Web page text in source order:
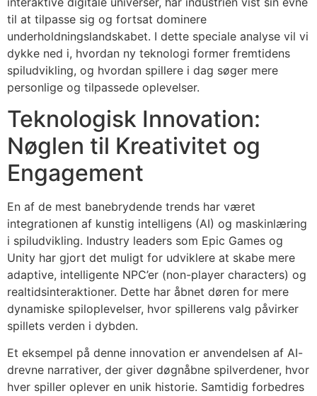
til at tilpasse sig og fortsat dominere
underholdningslandskabet. I dette speciale analyse vil vi
dykke ned i, hvordan ny teknologi former fremtidens
spiludvikling, og hvordan spillere i dag søger mere
personlige og tilpassede oplevelser.
Teknologisk Innovation:
Nøglen til Kreativitet og
Engagement
En af de mest banebrydende trends har været
integrationen af kunstig intelligens (AI) og maskinlæring
i spiludvikling. Industry leaders som Epic Games og
Unity har gjort det muligt for udviklere at skabe mere
adaptive, intelligente NPC’er (non-player characters) og
realtidsinteraktioner. Dette har åbnet døren for mere
dynamiske spiloplevelser, hvor spillerens valg påvirker
spillets verden i dybden.
Et eksempel på denne innovation er anvendelsen af AI-
drevne narrativer, der giver døgnåbne spilverdener, hvor
hver spiller oplever en unik historie. Samtidig forbedres